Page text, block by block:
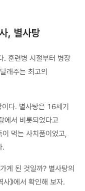
, 별사탕
. 훈련병 시절부터 병장
래주는 최고의
다. 별사탕은 16세기
에서 비롯되었다고
먹는 사치품이었고,
.
게 된 것일까? 별사탕의
》에서 확인해 보자.